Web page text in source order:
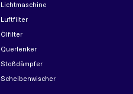
Lichtmaschine
Luftfilter
Ölfilter
Querlenker
Stoßdämpfer
Scheibenwischer